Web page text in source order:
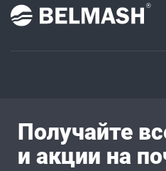
Получайте
и акции на